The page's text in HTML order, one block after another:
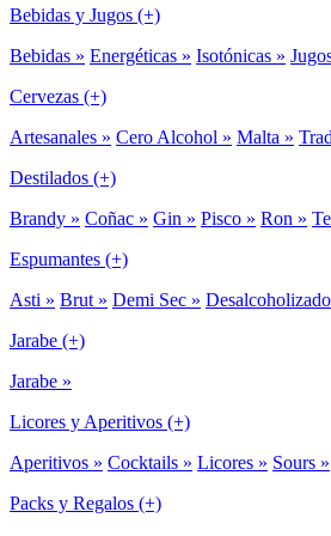
Bebidas y Jugos (+)
Bebidas » Energéticas » Isotónicas »
Cervezas (+)
Artesanales » Cero Alcohol » Malta »
Destilados (+)
Brandy » Coñac » Gin » Pisco » Ron »
Espumantes (+)
Asti » Brut » Demi Sec »
Jarabe (+)
Jarabe »
Licores y Aperitivos (+)
Aperitivos » Cocktails » Licores » Sours »
Packs y Regalos (+)